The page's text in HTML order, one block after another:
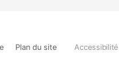
Plan du site Accessibilité